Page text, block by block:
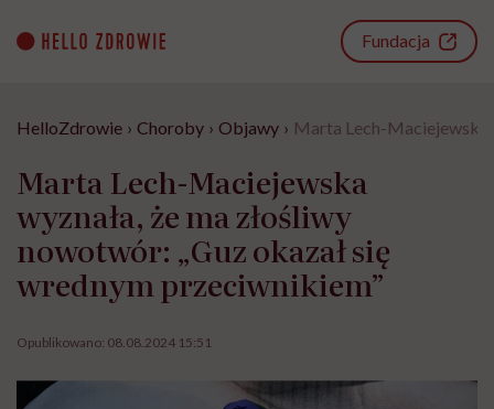
content
Fundacja
HelloZdrowie › Choroby › Objawy › Marta Lech-Maciejewska
Marta Lech-Maciejewska
wyznała, że ma złośliwy
nowotwór: „Guz okazał się
wrednym przeciwnikiem”
Opublikowano: 08.08.2024 15:51